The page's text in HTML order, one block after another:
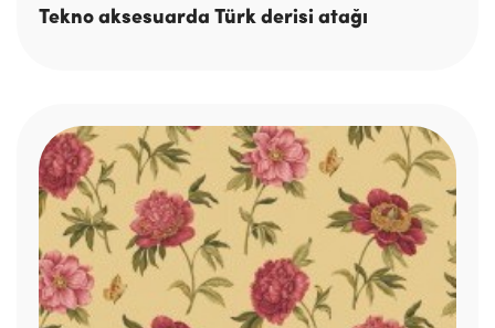
Tekno aksesuarda Türk derisi atağı